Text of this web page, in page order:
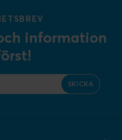
information
SKICKA